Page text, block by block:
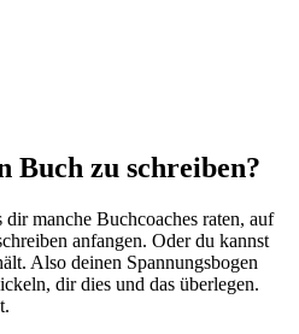
Buch zu schreiben?
manche Buchcoaches raten, auf
anfangen. Oder du kannst
Also deinen Spannungsbogen
dir dies und das überlegen.